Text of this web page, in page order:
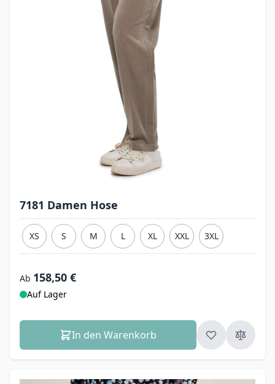
7181 Damen Hose
XS S M L XL XXL 3XL
Ab 158,50 €
Auf Lager
In den Warenkorb